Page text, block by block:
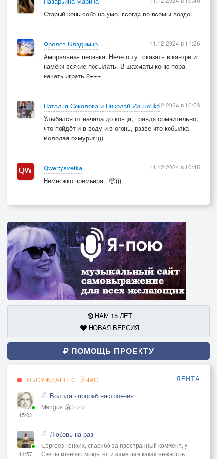
Старый конь себе на уме, всегда во всем и везде.
Фролов Владимир
Аморальная песенка. Нечего тут скакать в кантри и
намёки всякие посылать. В шахматы коню пора
начать играть 2+++
11.12.2024 в 11:26
Наталья Соколова и Николай Ильченко
Улыбался от начала до конца, правда сомнительно,
что пойдёт и в воду и в огонь, разве что кобылка
молодая охмурит:)))
11.12.2024 в 10:53
Qwertysvetka
Немножко премьера...🥺)))
11.12.2024 в 10:45
НАМ 15 ЛЕТ
НОВАЯ ВЕРСИЯ
ПОМОЩЬ ПРОЕКТУ
ОБСУЖДАЮТ СЕЙЧАС ЛЕНТА
15:03
Володя - прораб настроения
Mangust 🤗✨✨✨
14:57
Любовь на раз
Сергеев Генрих, спасибо за пространный коммент, у
Светы конечно мощь, но и заметьте какая нежность